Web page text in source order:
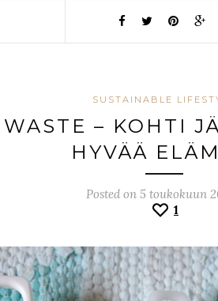
SUSTAINABLE
– KOHTI
HYVÄÄ
Posted on 5 toukokuun
1